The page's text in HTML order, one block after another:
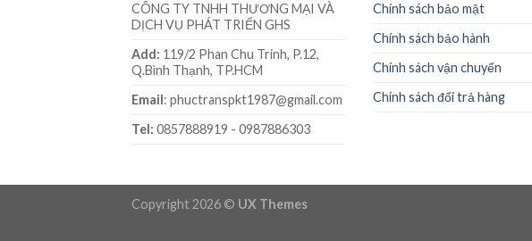
CÔNG TY TNHH THƯƠNG MẠI VÀ
DỊCH VỤ PHÁT TRIỂN GHS
Add: 119/2 Phan Chu Trinh, P.12,
Q.Bình Thạnh, TP.HCM
Email: phuctranspkt1987@gmail.com
Tel: 0857888919 - 0987886303
Chính sách bảo mật
Chính sách bảo hành
Chính sách vận chuyển
Chính sách đổi trả hàng
Copyright 2026 © UX Themes